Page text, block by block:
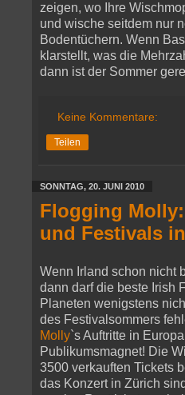
zeigen, wo Ihre
und wische seitdem nur
Bodentüchern. Wenn
klarstellt, was die
dann ist der Sommer
Keine Kommentare:
Teilen
SONNTAG, 20. JUNI 2010
Flogging
und Festivals
Wenn Irland schon nicht
dann darf die beste Irish
Planeten wenigstens
des Festivalsommers
Molly`s Auftritte in
Publikumsmagnet! Die
3500 verkauften Tickets
das Konzert in Zürich